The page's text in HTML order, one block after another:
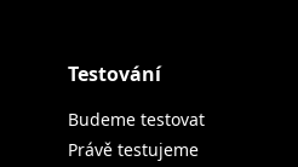
Testování
Budeme testovat
Právě testujeme